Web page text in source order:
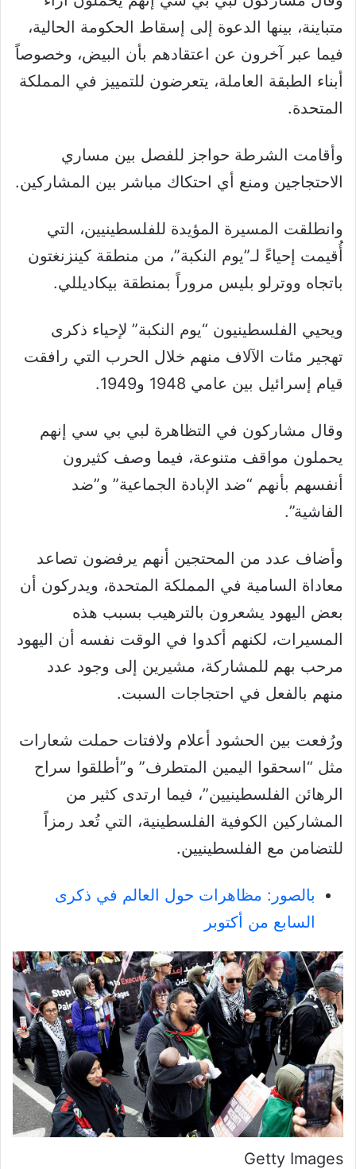
متباينة، بينها الدعوة إلى إسقاط الحكومة الحالية،
فيما عبر آخرون عن اعتقادهم بأن البيض، وخصوصاً
أبناء الطبقة العاملة، يتعرضون للتمييز في المملكة
المتحدة.
وأقامت الشرطة حواجز للفصل بين مساري
الاحتجاجين ومنع أي احتكاك مباشر بين المشاركين.
وانطلقت المسيرة المؤيدة للفلسطينيين، التي
أُقيمت إحياءً لـ”يوم النكبة”، من منطقة كينزنغتون
باتجاه ووترلو بليس مروراً بمنطقة بيكاديللي.
ويحيي الفلسطينيون “يوم النكبة” لإحياء ذكرى
تهجير مئات الآلاف منهم خلال الحرب التي رافقت
قيام إسرائيل بين عامي 1948 و1949.
وقال مشاركون في التظاهرة لبي بي سي إنهم
يحملون مواقف متنوعة، فيما وصف كثيرون
أنفسهم بأنهم “ضد الإبادة الجماعية” و”ضد
الفاشية”.
وأضاف عدد من المحتجين أنهم يرفضون تصاعد
معاداة السامية في المملكة المتحدة، ويدركون أن
بعض اليهود يشعرون بالترهيب بسبب هذه
المسيرات، لكنهم أكدوا في الوقت نفسه أن اليهود
مرحب بهم للمشاركة، مشيرين إلى وجود عدد
منهم بالفعل في احتجاجات السبت.
ورُفعت بين الحشود أعلام ولافتات حملت شعارات
مثل “اسحقوا اليمين المتطرف” و”أطلقوا سراح
الرهائن الفلسطينيين”، فيما ارتدى كثير من
المشاركين الكوفية الفلسطينية، التي تُعد رمزاً
للتضامن مع الفلسطينيين.
بالصور: مظاهرات حول العالم في ذكرى
السابع من أكتوبر
Getty Images